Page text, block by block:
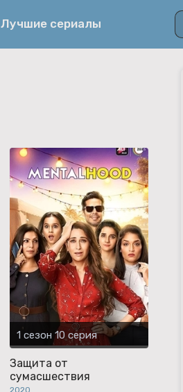
Фэнтези
Комедии
Ужасы
Лучшие сериалы
1 сезон 10 серия
Защита от
сумасшествия
2020